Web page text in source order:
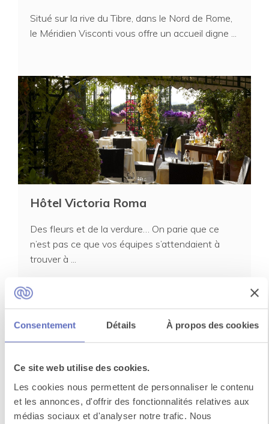
Consentement Détails À propos des cookies
Ce site web utilise des cookies.
Les cookies nous permettent de personnaliser le contenu
et les annonces, d'offrir des fonctionnalités relatives aux
médias sociaux et d'analyser notre trafic. Nous
Situé sur la rive du Tibre, dans le Nord de Rome,
le Méridien Visconti vous offre un accueil digne ...
Hôtel Victoria Roma
Des fleurs et de la verdure… On parie que ce
n’est pas ce que vos équipes s’attendaient à
trouver à ...
La maison di Sant’Anna